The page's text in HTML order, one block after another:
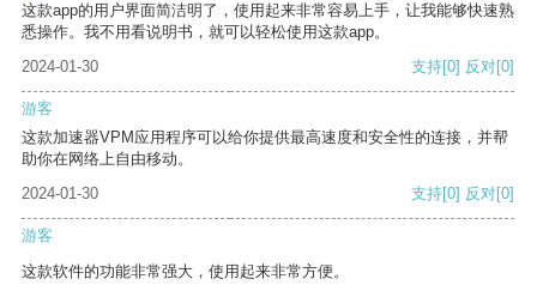
这款app的用户界面简洁明了，使用起来非常容易上手，让我能够快速熟
悉操作。我不用看说明书，就可以轻松使用这款app。
2024-01-30
支持[0] 反对[0]
游客
这款加速器VPM应用程序可以给你提供最高速度和安全性的连接，并帮
助你在网络上自由移动。
2024-01-30
支持[0] 反对[0]
游客
这款软件的功能非常强大，使用起来非常方便。